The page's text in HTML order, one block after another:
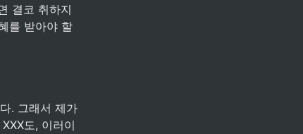
결코 취하지
를 받아야 할
. 그래서 제가
도, 이러이